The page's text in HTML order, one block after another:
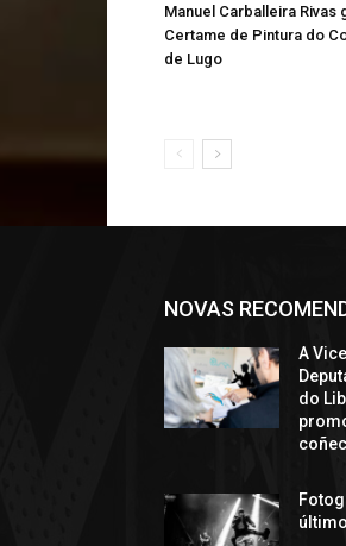
Manuel Carballeira Rivas
Certame de Pintura do
de Lugo
NOVAS
A
do